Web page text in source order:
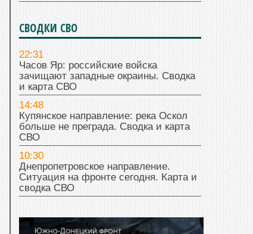
СВОДКИ СВО
22:31
Часов Яр: российские войска
зачищают западные окраины. Сводка
и карта СВО
14:48
Купянское направление: река Оскол
больше не преграда. Сводка и карта
СВО
10:30
Днепропетровское направление.
Ситуация на фронте сегодня. Карта и
сводка СВО